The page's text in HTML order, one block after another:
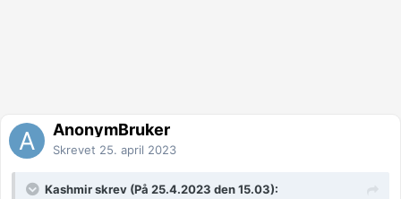
AnonymBruker
Skrevet 25. april 2023
Kashmir skrev (På 25.4.2023 den 15.03):